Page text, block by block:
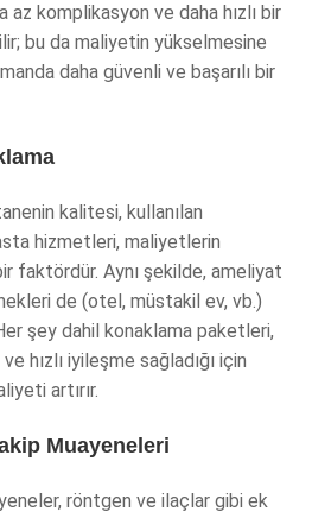
az komplikasyon ve daha hızlı bir
bu da maliyetin yükselmesine
daha güvenli ve başarılı bir
kalitesi, kullanılan
hizmetleri, maliyetlerin
faktördür. Aynı şekilde, ameliyat
de (otel, müstakil ev, vb.)
şey dahil konaklama paketleri,
hızlı iyileşme sağladığı için
artırır.
Muayeneleri
röntgen ve ilaçlar gibi ek